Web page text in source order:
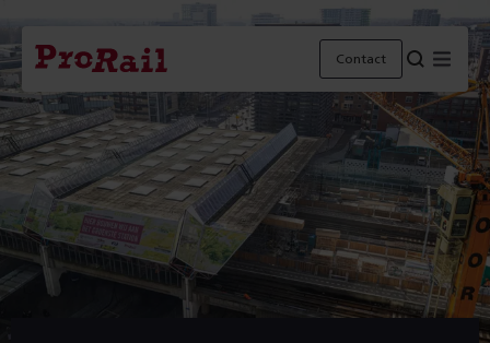
Navigatie
Homepage
ProRail
Contact Menu